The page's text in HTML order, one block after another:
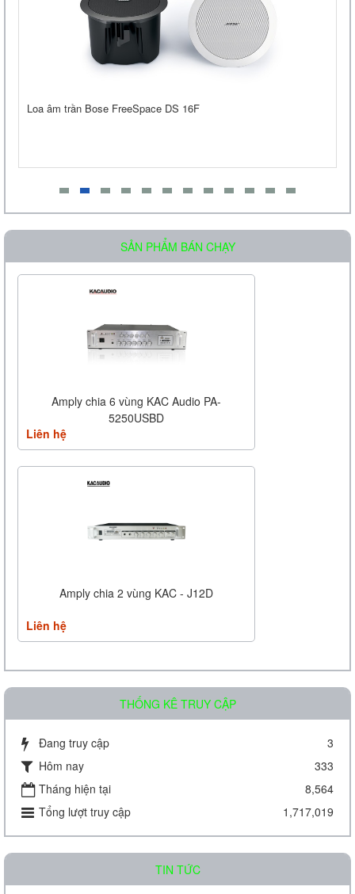
Loa âm trần Bose FreeSpace DS 16F
SẢN PHẨM BÁN CHẠY
Loa âm trần OBT-605
Loa Treo Tường Kasen 206 GT
Amply chia 6 vùng KAC Audio PA-
5250USBD
Liên hệ
Amply chia 2 vùng KAC - J12D
Liên hệ
Amply chia 2 vùng KAC - J08D
Liên hệ
THỐNG KÊ TRUY CẬP
Đang truy cập
3
Hôm nay
333
Tháng hiện tại
8,564
Tổng lượt truy cập
1,717,019
TIN TỨC